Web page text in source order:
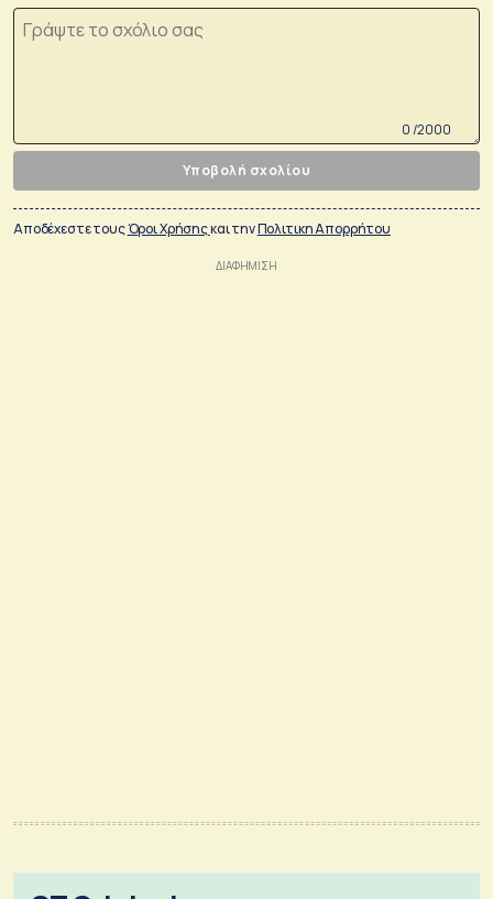
0 /2000
Υποβολή σχολίου
Αποδέχεστε τουςΌροι Χρήσηςκαι τηνΠολιτικη Απορρήτου